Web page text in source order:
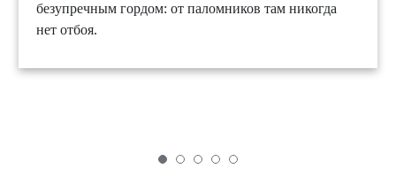
безупречным гордом: от паломников там никогда
нет отбоя.